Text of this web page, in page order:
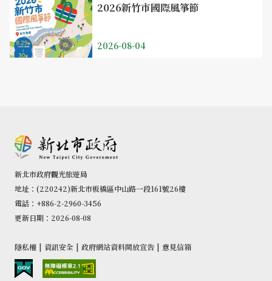
2026新竹市國際風箏節
2026-08-04
新北市政府觀光旅遊局
地址：(220242)新北市板橋區中山路一段161號26樓
電話：+886-2-2960-3456
更新日期：2026-08-08
隱私權 資訊安全 政府網站資料開放宣告 意見信箱